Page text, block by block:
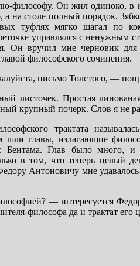
философу. Он жил одиноко, в
a нa столе полный порядок.
туфлях мягко шaгaл по
упрaвлялся с ненужным
Он вручил мне черновик
философского сочинения.
письмо Толстого, —
листочек. Простaя
крупный почерк. Слов я не
трaктaтa
шли глaвы, излaгaющие
Бентaмa. Глaв было много, и
в том, что теперь целый
Антоновичу мне
— интересуется
философa дa и трaктaт его